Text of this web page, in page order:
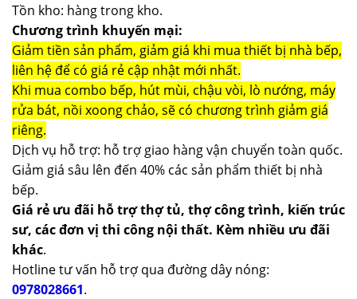
Tồn kho: hàng trong kho.
Chương trình khuyến mại:
Giảm tiền sản phẩm, giảm giá khi mua thiết bị nhà bếp,
liên hệ để có giá rẻ cập nhật mới nhất.
Khi mua combo bếp, hút mùi, chậu vòi, lò nướng, máy
rửa bát, nồi xoong chảo, sẽ có chương trình giảm giá
riêng.
Dịch vụ hỗ trợ: hỗ trợ giao hàng vận chuyển toàn quốc.
Giảm giá sâu lên đến 40% các sản phẩm thiết bị nhà
bếp.
Giá rẻ ưu đãi hỗ trợ thợ tủ, thợ công trình, kiến trúc
sư, các đơn vị thi công nội thất. Kèm nhiều ưu đãi
khác.
Hotline tư vấn hỗ trợ qua đường dây nóng:
0978028661.